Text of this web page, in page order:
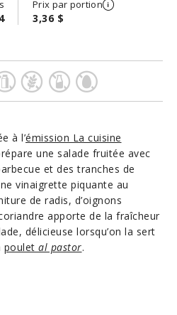
4
Prix par portion
3,36 $
à l’émission La cuisine
une salade fruitée avec
et des tranches de
vinaigrette piquante au
de radis, d’oignons
apporte de la fraîcheur
délicieuse lorsqu’on la sert
poulet al pastor.